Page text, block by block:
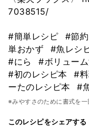
7038515/
#簡単レシピ #節
単おかず
#魚レシ
#にら
#ボリュー
#初のレシピ本
#
ーたのレシピ本
#
※みやすさのために書式を一
このレシピをシェアする